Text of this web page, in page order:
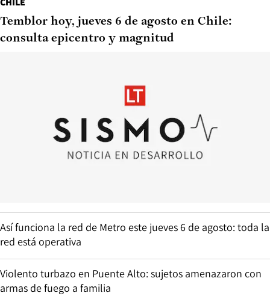
Temblor hoy, jueves 6 de agosto en Chile:
consulta epicentro y magnitud
Así funciona la red de Metro este jueves 6 de agosto: toda la
red está operativa
Violento turbazo en Puente Alto: sujetos amenazaron con
armas de fuego a familia